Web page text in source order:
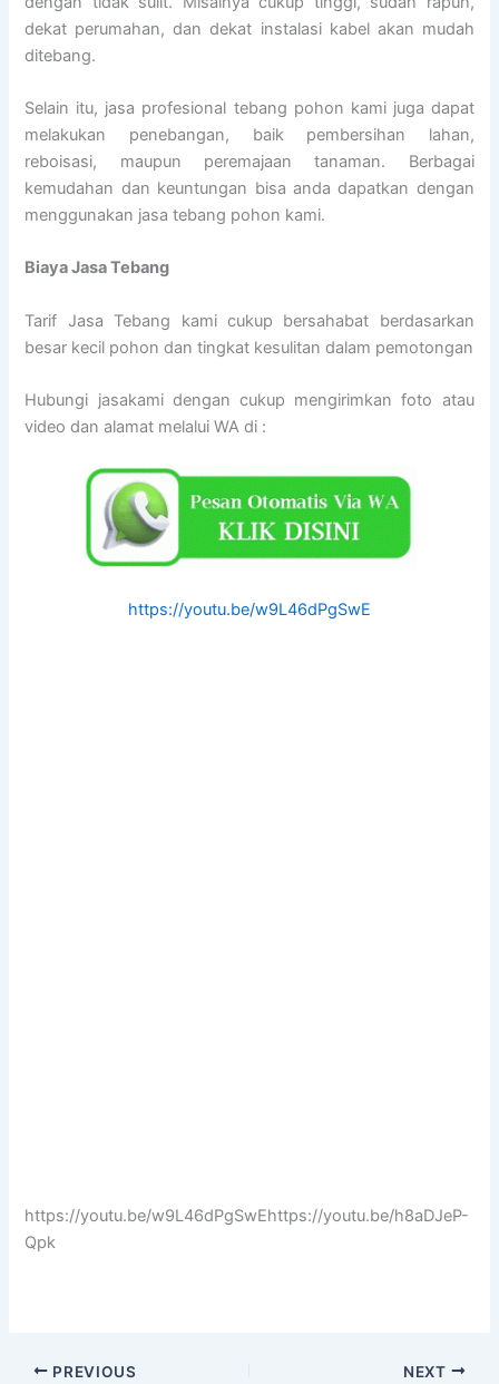
dekat perumahan, dan dekat instalasi kabel akan mudah
ditebang.
Selain itu, jasa profesional tebang pohon kami juga dapat
melakukan penebangan, baik pembersihan lahan,
reboisasi, maupun peremajaan tanaman. Berbagai
kemudahan dan keuntungan bisa anda dapatkan dengan
menggunakan jasa tebang pohon kami.
Biaya Jasa Tebang
Tarif Jasa Tebang kami cukup bersahabat berdasarkan
besar kecil pohon dan tingkat kesulitan dalam pemotongan
Hubungi jasakami dengan cukup mengirimkan foto atau
video dan alamat melalui WA di :
https://youtu.be/w9L46dPgSwE
https://youtu.be/w9L46dPgSwEhttps://youtu.be/h8aDJeP-
Qpk
PREVIOUS NEXT